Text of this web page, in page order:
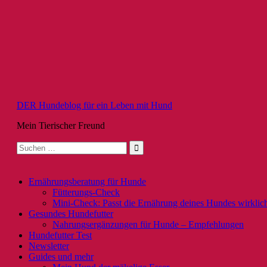
DER Hundeblog für ein Leben mit Hund
Mein Tierischer Freund
Suche
nach:
Ernährungsberatung für Hunde
Fütterungs-Check
Mini-Check: Passt die Ernährung deines Hundes
Gesundes Hundefutter
Nahrungsergänzungen für Hunde – Empfehlungen
Hundefutter Test
Newsletter
Guides und mehr